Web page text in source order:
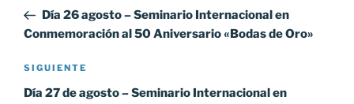
entradas
anterior:
Día 26 agosto – Seminario Internacional en
Conmemoración al 50 Aniversario «Bodas de Oro»
Siguiente
entrada
SIGUIENTE
Día 27 de agosto – Seminario Internacional en